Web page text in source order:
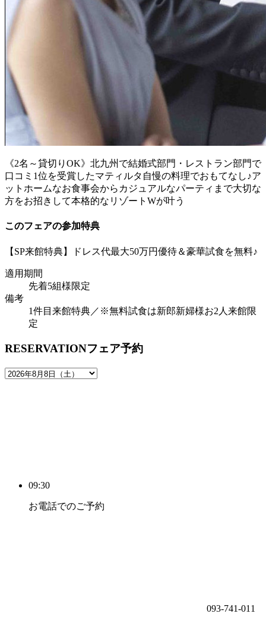
《2名～貸切りOK》北九州で結婚式部門・レストラン部門で
口コミ1位を受賞したマティルタ自慢の料理でおもてなし♪ア
ットホームなお食事会からカジュアルなパーティまで大切な
方をお招きして本格的なリゾートWが叶う
このフェアの参加特典
【SP来館特典】ドレス代最大50万円優待＆豪華試食を無料♪
適用期間
先着5組様限定
備考
1件目来館特典／※無料試食は新郎新婦様お2人来館限
定
RESERVATIONフェア予約
09:30
お電話でのご予約
093-741-011